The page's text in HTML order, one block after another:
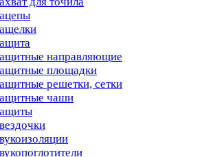
направляющие
площадки
решетки, сетки
чаши